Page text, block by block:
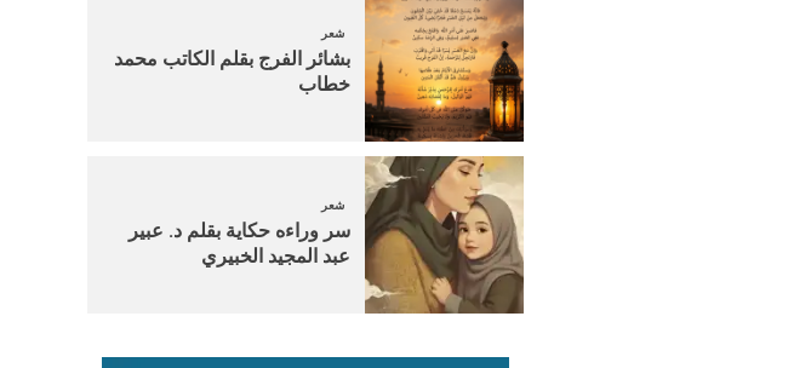
شعر
بشائر الفرج بقلم الكاتب محمد
خطاب
شعر
سر وراءه حكاية بقلم د. عبير
عبد المجيد الخبيري